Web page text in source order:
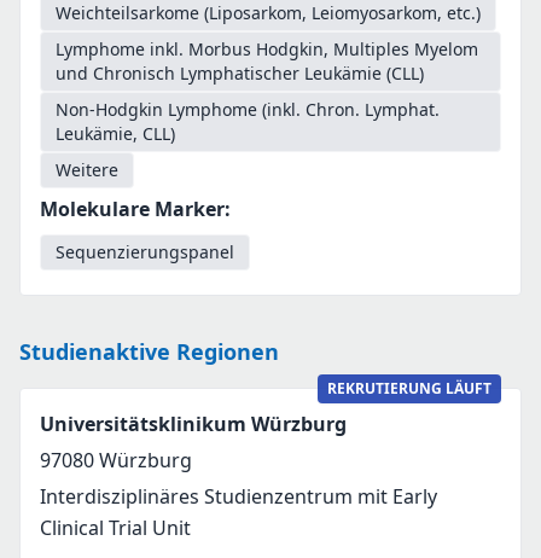
Weichteilsarkome (Liposarkom, Leiomyosarkom, etc.)
Lymphome inkl. Morbus Hodgkin, Multiples Myelom
und Chronisch Lymphatischer Leukämie (CLL)
Non-Hodgkin Lymphome (inkl. Chron. Lymphat.
Leukämie, CLL)
Weitere
Molekulare Marker:
Sequenzierungspanel
Studienaktive Regionen
REKRUTIERUNG LÄUFT
Universitätsklinikum Würzburg
97080Würzburg
Interdisziplinäres Studienzentrum mit Early
Clinical Trial Unit